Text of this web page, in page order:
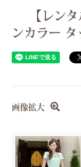
【レン
ンカラー
画像拡大